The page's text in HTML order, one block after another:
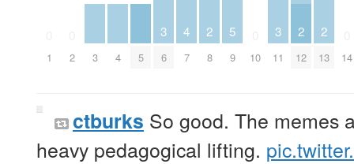
1 2 3 4 5
3
6
4
7
2
8
5
9 10
3
11
2
12
2
13 14
ctburks So good. The memes
heavy pedagogical lifting.